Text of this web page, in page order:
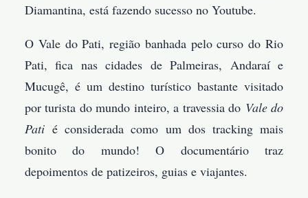
Diamantina, está fazendo sucesso no Youtube.
O Vale do Pati, região banhada pelo curso do Rio
Pati, fica nas cidades de Palmeiras, Andaraí e
Mucugê, é um destino turístico bastante visitado
por turista do mundo inteiro, a travessia do Vale do
Pati é considerada como um dos tracking mais
bonito do mundo! O documentário traz
depoimentos de patizeiros, guias e viajantes.